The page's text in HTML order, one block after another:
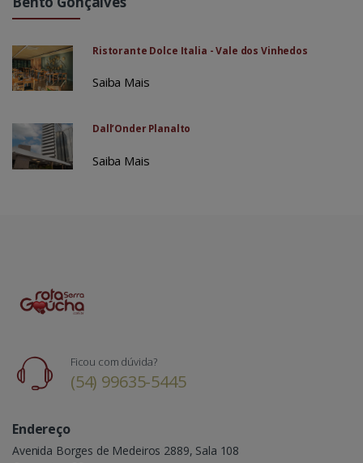
Ristorante Dolce Italia - Vale dos Vinhedos
Saiba Mais
Dall’Onder Planalto
Saiba Mais
Ficou com dúvida?
(54) 99635-5445
Endereço
Avenida Borges de Medeiros 2889, Sala 108